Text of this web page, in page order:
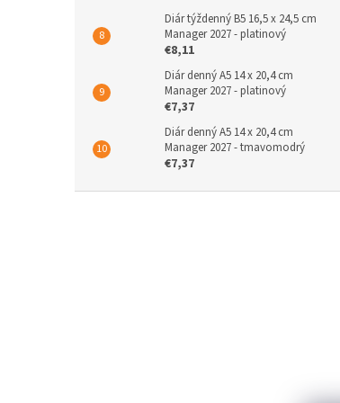
Diár týždenný B5 16,5 x 24,5 cm
Manager 2027 - platinový
€8,11
Diár denný A5 14 x 20,4 cm
Manager 2027 - platinový
€7,37
Diár denný A5 14 x 20,4 cm
Manager 2027 - tmavomodrý
€7,37